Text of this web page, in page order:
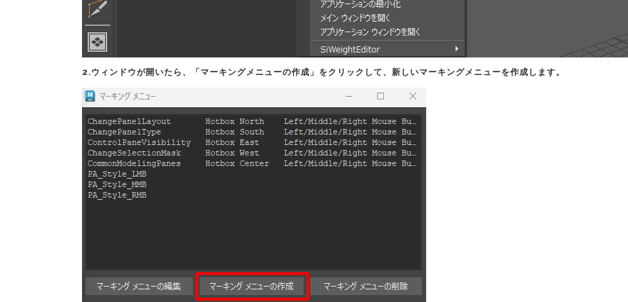
2.ウィンドウが開いたら、 「マーキングメニューの作成」 をクリックして、新しいマーキングメニューを作成します。